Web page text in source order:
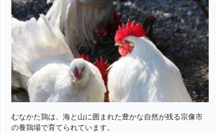
むなかた鶏は、海と山に囲まれた豊かな自然が残る宗像市
の養鶏場で育てられています。